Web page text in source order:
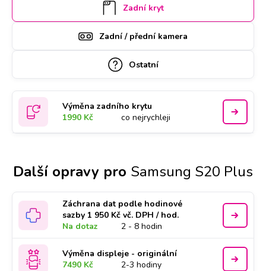
Zadní kryt
Zadní / přední kamera
Ostatní
Výměna zadního krytu
1990 Kč
co nejrychleji
Další opravy pro Samsung S20 Plus
Záchrana dat podle hodinové
sazby 1 950 Kč vč. DPH / hod.
Na dotaz
2 - 8 hodin
Výměna displeje - originální
7490 Kč
2-3 hodiny